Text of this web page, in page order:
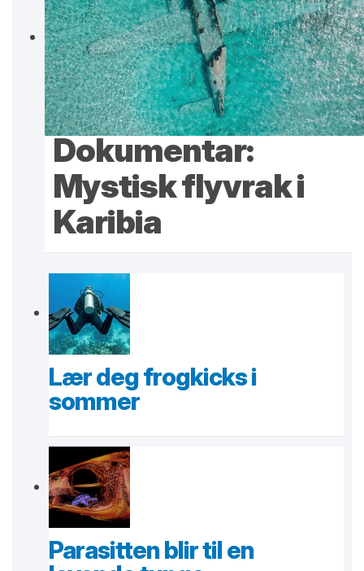
Dokumentar:
Mystisk flyvrak i
Karibia
Lær deg frogkicks i
sommer
Parasitten blir til en